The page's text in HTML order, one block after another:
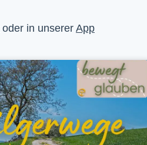
oder in unserer App